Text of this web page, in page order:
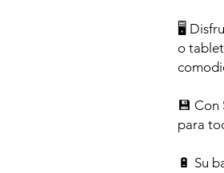
🖥
o
💾 Con
para
🔋 Su